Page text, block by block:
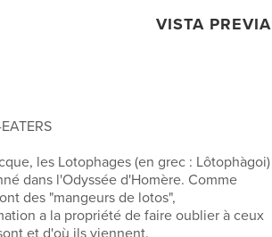
VISTA PREVIA
les Lotophages (en grec : Lôtophàgoi)
dans l'Odyssée d'Homère. Comme
des "mangeurs de lotos",
a la propriété de faire oublier à ceux
et d'où ils viennent.